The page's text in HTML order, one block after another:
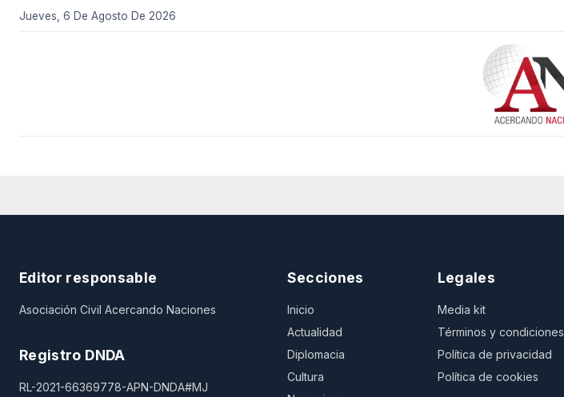
Jueves, 6 De Agosto De 2026
Editor responsable
Asociación Civil Acercando Naciones
Registro DNDA
RL-2021-66369778-APN-DNDA#MJ
Secciones
Inicio
Actualidad
Diplomacia
Cultura
Legales
Media kit
Términos y condiciones
Política de privacidad
Política de cookies